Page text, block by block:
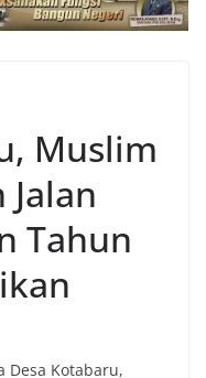
Muslim
Tahun
Desa Kotabaru,